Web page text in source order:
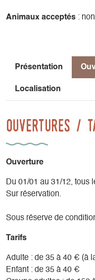
Animaux acceptés : non
Présentation
Localisation
Ouvertures /
Ouverture
Du 01/01 au 31/12, tous
Sur réservation.
Sous réserve de
Tarifs
Adulte : de 35 à 40 € (à
Enfant : de 35 à 40 €